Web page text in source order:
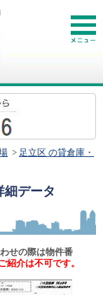
> 足立区 の貸倉庫・
細データ
せの際は物件番
紹介は不可です。